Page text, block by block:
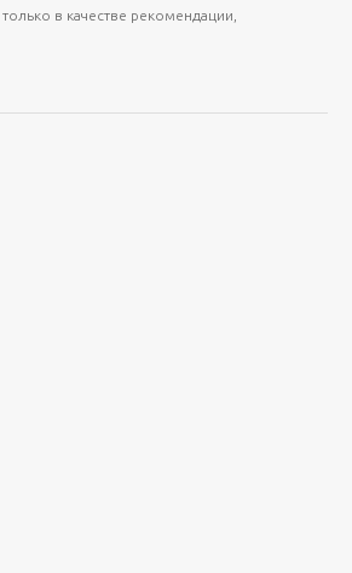
в качестве рекомендации,